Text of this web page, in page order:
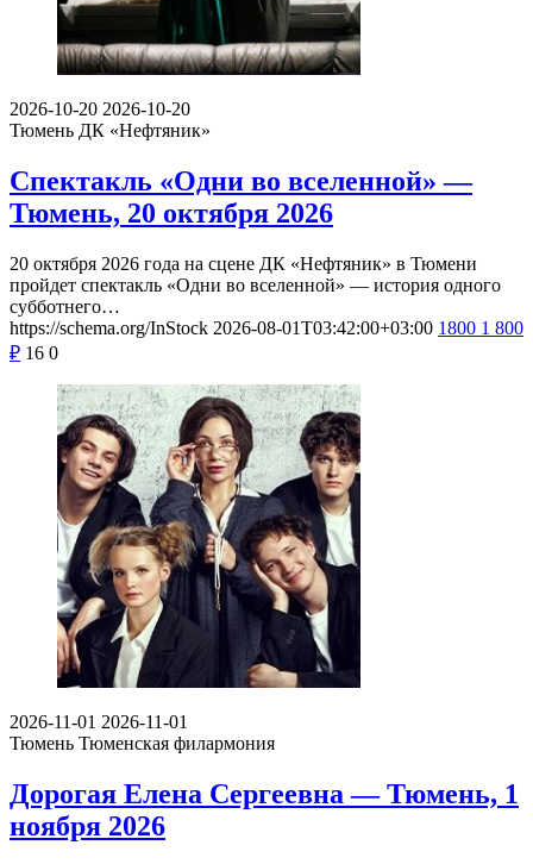
2026-10-20 2026-10-20
Тюмень ДК «Нефтяник»
Спектакль «Одни во вселенной» —
Тюмень, 20 октября 2026
20 октября 2026 года на сцене ДК «Нефтяник» в Тюмени
пройдет спектакль «Одни во вселенной» — история одного
субботнего…
https://schema.org/InStock 2026-08-01T03:42:00+03:00 1800 1 800
₽ 16 0
2026-11-01 2026-11-01
Тюмень Тюменская филармония
Дорогая Елена Сергеевна — Тюмень, 1
ноября 2026